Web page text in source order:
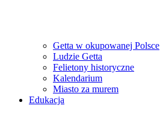
Getta w okupowanej Polsce
Ludzie Getta
Felietony historyczne
Kalendarium
Miasto za murem
Edukacja